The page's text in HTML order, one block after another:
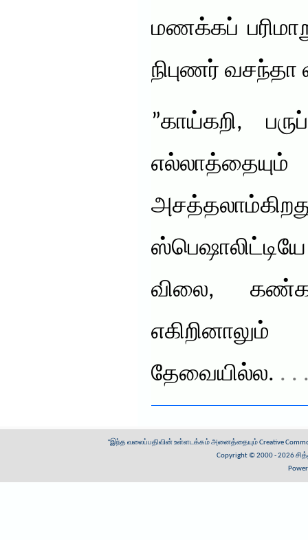
மணக்கப்
நிபுணர்
”காய்கறி,
விலை,
தேவையில்ல. .
"இந்த வலைப்பதிவின் உள்ளடக்கம் அனைத்தையும்Creative
Copyright © 2000 - 2026